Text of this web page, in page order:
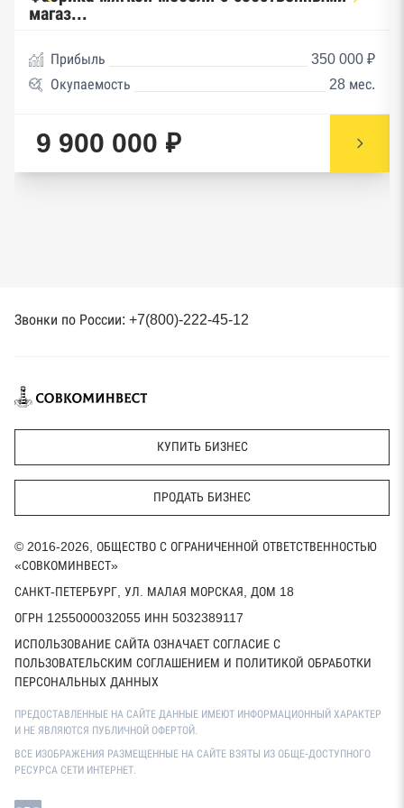
магаз...
Прибыль
350 000 ₽
Окупаемость
28 мес.
9 900 000 ₽
Звонки по России: +7(800)-222-45-12
КУПИТЬ БИЗНЕС
ПРОДАТЬ БИЗНЕС
© 2016-2026, ОБЩЕСТВО С ОГРАНИЧЕННОЙ ОТВЕТСТВЕННОСТЬЮ
«СОВКОМИНВЕСТ»
САНКТ-ПЕТЕРБУРГ, УЛ. МАЛАЯ МОРСКАЯ, ДОМ 18
ОГРН 1255000032055 ИНН 5032389117
ИСПОЛЬЗОВАНИЕ САЙТА ОЗНАЧАЕТ СОГЛАСИЕ С
ПОЛЬЗОВАТЕЛЬСКИМ СОГЛАШЕНИЕМ И ПОЛИТИКОЙ ОБРАБОТКИ
ПЕРСОНАЛЬНЫХ ДАННЫХ
ПРЕДОСТАВЛЕННЫЕ НА САЙТЕ ДАННЫЕ ИМЕЮТ ИНФОРМАЦИОННЫЙ ХАРАКТЕР
И НЕ ЯВЛЯЮТСЯ ПУБЛИЧНОЙ ОФЕРТОЙ.
ВСЕ ИЗОБРАЖЕНИЯ РАЗМЕЩЕННЫЕ НА САЙТЕ ВЗЯТЫ ИЗ ОБЩЕ-ДОСТУПНОГО
РЕСУРСА СЕТИ ИНТЕРНЕТ.